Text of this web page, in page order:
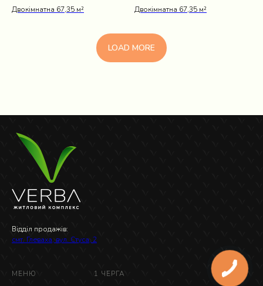
Двокімнатна 67,35 м² Двокімнатна 67,35 м²
LOAD MORE
МЕНЮ
1 ЧЕРГА
Відділ продажів:
смт. Глеваха, вул. Стуса, 2